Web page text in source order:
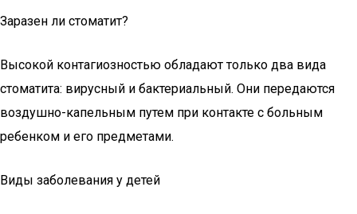
Заразен ли стоматит?
Высокой контагиозностью обладают только два вида
стоматита: вирусный и бактериальный. Они передаются
воздушно-капельным путем при контакте с больным
ребенком и его предметами.
Виды заболевания у детей